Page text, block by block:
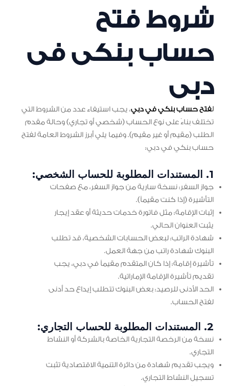
شروط فتح
حساب بنكى فى
دبى
لفتح حساب بنكي في دبي، يجب استيفاء عدد من الشروط التي
تختلف بناءً على نوع الحساب (شخصي أو تجاري) وحالة مقدم
الطلب (مقيم أو غير مقيم). وفيما يلي أبرز الشروط العامة لفتح
حساب بنكي في دبي:
1. المستندات المطلوبة للحساب الشخصي:
جواز السفر: نسخة سارية من جواز السفر، مع صفحات
التأشيرة (إذا كنت مقيماً).
إثبات الإقامة: مثل فاتورة خدمات حديثة أو عقد إيجار
يثبت العنوان الحالي.
شهادة الراتب: لبعض الحسابات الشخصية، قد تطلب
البنوك شهادة راتب من جهة العمل.
تأشيرة إقامة: إذا كان المتقدم مقيماً في دبي، يجب
تقديم تأشيرة الإقامة الإماراتية.
الحد الأدنى للرصيد: بعض البنوك تتطلب إيداع حد أدنى
لفتح الحساب.
2. المستندات المطلوبة للحساب التجاري:
نسخة من الرخصة التجارية الخاصة بالشركة أو النشاط
التجاري.
ويجب تقديم شهادة من دائرة التنمية الاقتصادية تثبت
تسجيل النشاط التجاري.